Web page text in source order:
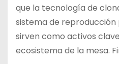
que la tecnología de
sistema de reproducción
sirven como activos
ecosistema de la mesa.